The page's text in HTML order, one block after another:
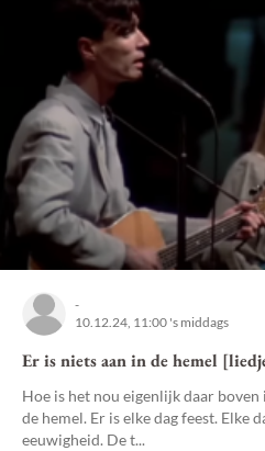
-
10.12.24, 11:00 's middags
Er is niets aan in de hemel
Hoe is het nou eigenlijk daar boven
de hemel. Er is elke dag feest. Elke
eeuwigheid. De t...